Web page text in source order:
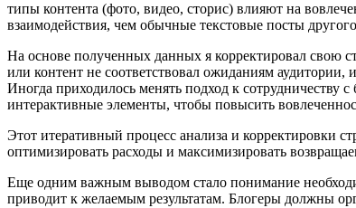
типы контента (фото, видео, сторис) влияют на
взаимодействия, чем обычные текстовые посты
На основе полученных данных я корректировал свою
или контент не соответствовал ожиданиям
Иногда приходилось менять подход к
интерактивные элементы, чтобы повысить
Этот итеративный процесс анализа и корректировки
оптимизировать расходы и максимизировать
Еще одним важным выводом стало понимание
приводит к желаемым результатам. Блогеры должны